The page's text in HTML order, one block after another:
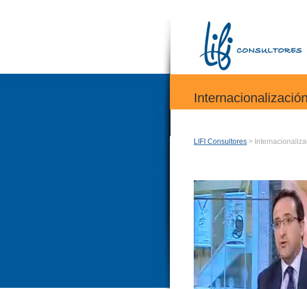
Internacionalización
LIFI Consultores >